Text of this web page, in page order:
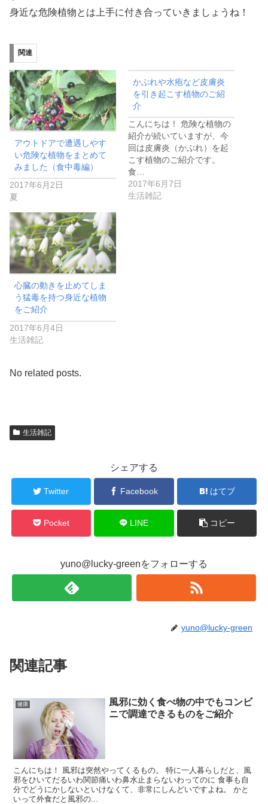
身近な危険植物とは上手に付き合っていきましょうね！
関連
アウトドアで遭遇しやす
い危険な植物をまとめて
みました（食中毒編）
2017年6月2日
夏
かぶれや水疱など皮膚炎
を引き起こす植物のご紹
介
こんにちは！ 危険な植物の
紹介が続いていますが、今
回は皮膚炎（かぶれ）を起
こす植物のご紹介です。
食…
2017年6月7日
生活雑記
心臓の動きを止めてしま
う猛毒を持つ身近な植物
をご紹介
2017年6月4日
生活雑記
No related posts.
生活雑記
シェアする
Twitter Facebook はてブ
Pocket LINE コピー
yuno@lucky-greenをフォローする
yuno@lucky-green
関連記事
健康
風邪に効く食べ物の中でもコンビ
ニで調達できるものをご紹介
こんにちは！ 風邪は突然やってくるもの。 特に一人暮らしだと、風
邪をひいてだるいわ関節痛いわ鼻水止まらないわってのに 食事も自
分でどうにかしないといけなくて、非常にしんどいですよね。 かと
いって外食だと風邪の...